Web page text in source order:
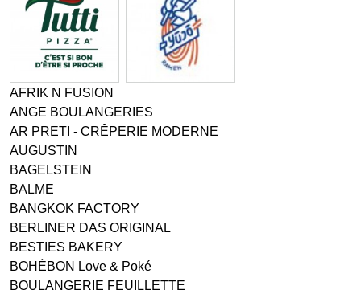
AFRIK N FUSION
ANGE BOULANGERIES
AR PRETI - CRÊPERIE MODERNE
AUGUSTIN
BAGELSTEIN
BALME
BANGKOK FACTORY
BERLINER DAS ORIGINAL
BESTIES BAKERY
BOHÉBON Love & Poké
BOULANGERIE FEUILLETTE